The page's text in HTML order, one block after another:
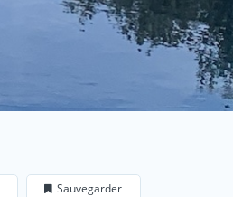
Sauvegarder